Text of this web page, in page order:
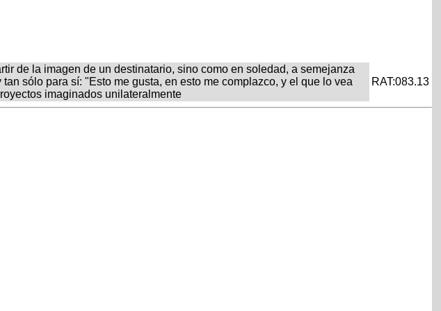
de la imagen de un destinatario, sino como en soledad, a semejanza
tan sólo para sí: "Esto me gusta, en esto me complazco, y el que lo vea
imaginados unilateralmente
RAT:083.13